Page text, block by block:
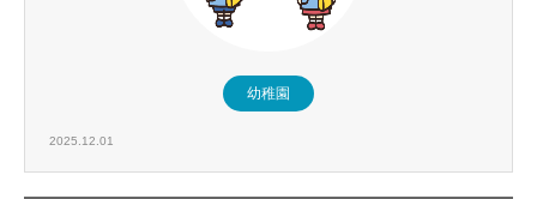
幼稚園
2025.12.01